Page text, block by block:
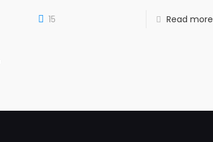
15 Read more